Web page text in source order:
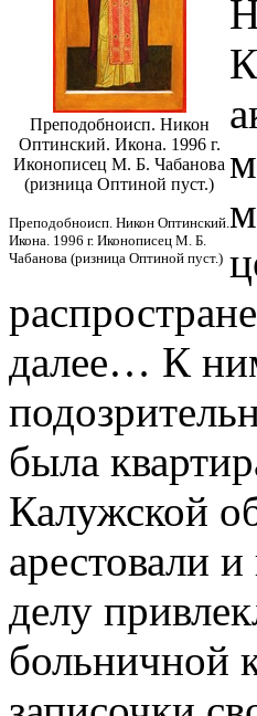
Преподобноисп. Никон
Оптинский. Икона. 1996 г.
Иконописец М. Б. Чабанова
(ризница Оптиной пуст.)
Преподобноисп. Никон Оптинский.
Икона. 1996 г. Иконописец М. Б.
Чабанова (ризница Оптиной пуст.)
далее… К
была
Калужской
арестовали
делу
больничной